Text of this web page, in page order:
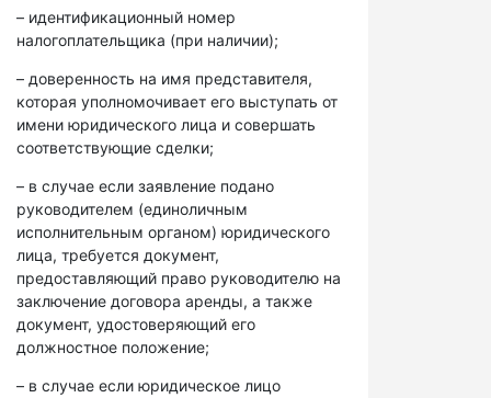
– идентификационный номер
налогоплательщика (при наличии);
– доверенность на имя представителя,
которая уполномочивает его выступать от
имени юридического лица и совершать
соответствующие сделки;
– в случае если заявление подано
руководителем (единоличным
исполнительным органом) юридического
лица, требуется документ,
предоставляющий право руководителю на
заключение договора аренды, а также
документ, удостоверяющий его
должностное положение;
– в случае если юридическое лицо